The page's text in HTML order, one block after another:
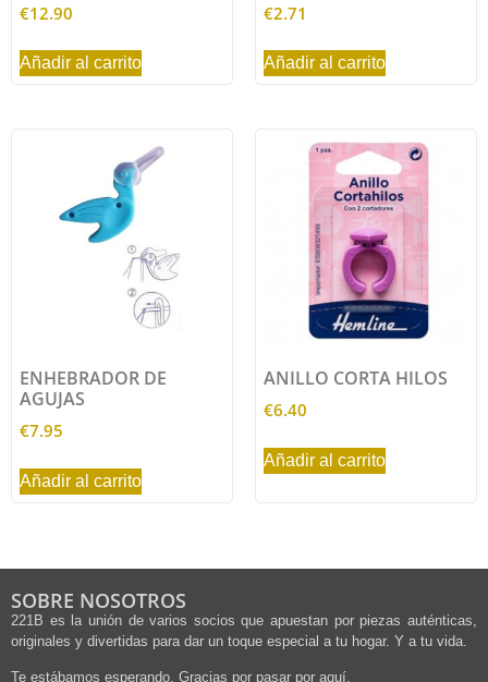
€12.90
Añadir al carrito
€2.71
Añadir al carrito
ENHEBRADOR DE
AGUJAS
€7.95
Añadir al carrito
ANILLO CORTA HILOS
€6.40
Añadir al carrito
SOBRE NOSOTROS
221B es la unión de varios socios que apuestan por piezas auténticas,
originales y divertidas para dar un toque especial a tu hogar. Y a tu vida.
Te estábamos esperando. Gracias por pasar por aquí.